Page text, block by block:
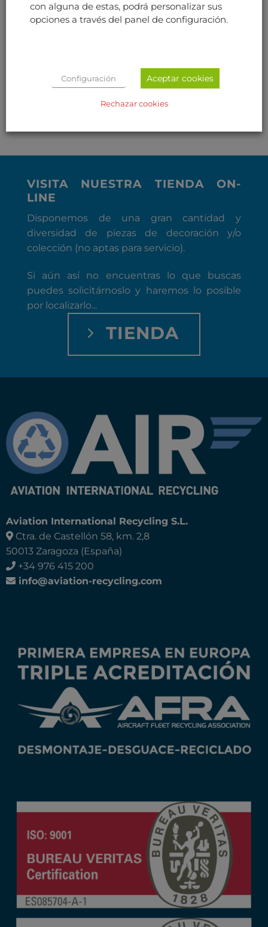
PRIMARY CIRCUIT
BREAKER PANEL
ASIENTO ORIGINAL DE
PILOTO A300
VISITA NUESTRA TIENDA ON-
LINE
Disponemos de una gran cantidad y
diversidad de piezas de decoración y/o
colección (no aptas para servicio).
Si aún así no encuentras lo que buscas
puedes solicitárnoslo y haremos lo posible
por localizarlo...
TIENDA
Aviation International Recycling S.L.
Ctra. de Castellón 58, km. 2,8
50013 Zaragoza (España)
+34 976 415 200
info@aviation-recycling.com
con alguna de estas, podrá personalizar sus
opciones a través del panel de configuración.
Configuración Aceptar cookies
Rechazar cookies